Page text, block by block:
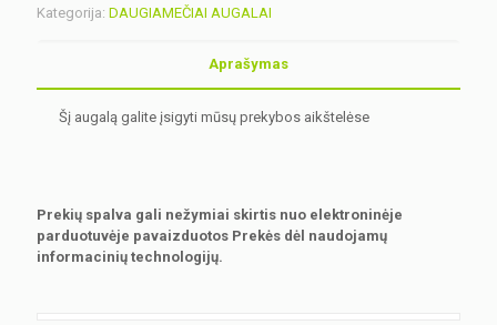
Kategorija: DAUGIAMEČIAI AUGALAI
Aprašymas
Šį augalą galite įsigyti mūsų prekybos aikštelėse
Prekių spalva gali nežymiai skirtis nuo elektroninėje
parduotuvėje pavaizduotos Prekės dėl naudojamų
informacinių technologijų.